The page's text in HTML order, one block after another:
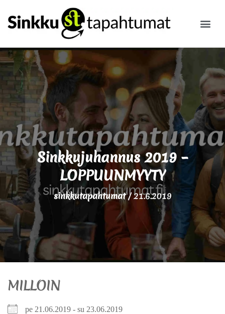
Sinkkujuhannus 2019 –
LOPPUUNMYYTY
sinkkutapahtumat/21.6.2019
MILLOIN
pe 21.06.2019 - su 23.06.2019